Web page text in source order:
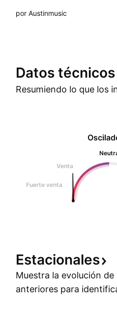
por Austinmusic
Datos técnicos
Resumiendo lo que los
Venta
Fuerte venta
Estacionales
Muestra la evolución
anteriores para